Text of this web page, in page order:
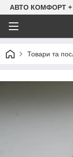
АВТО КОМФОРТ +
Товари та